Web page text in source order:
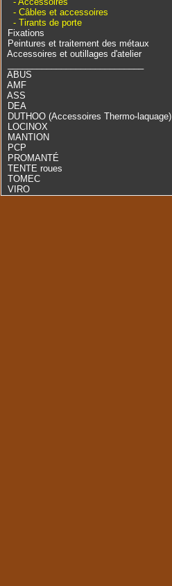
- Câbles et accessoires
- Tirants de porte
Fixations
Peintures et traitement des métaux
Accessoires et outillages d'atelier
ABUS
AMF
ASS
DEA
DUTHOO (Accessoires Thermo-laquage)
LOCINOX
MANTION
PCP
PROMANTÉ
TENTE roues
TOMEC
VIRO